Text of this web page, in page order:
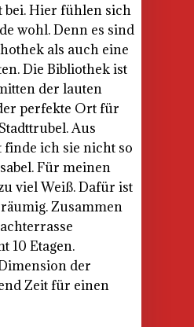
bei. Hier fühlen sich
wohl. Denn es sind
als auch eine
Die Bibliothek ist
der lauten
perfekte Ort für
Aus
ich sie nicht so
Für meinen
viel Weiß. Dafür ist
Zusammen
10 Etagen.
der
Zeit für einen